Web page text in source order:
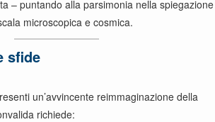
– puntando alla parsimonia nella spiegazione
microscopica e cosmica.
sfide
un’avvincente reimmaginazione della
richiede: